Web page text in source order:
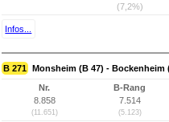
(7,2%)
Infos...
B 271 Monsheim (B 47) - Bockenheim
Nr.
8.858
(11.651)
B-Rang
7.514
(5.123)